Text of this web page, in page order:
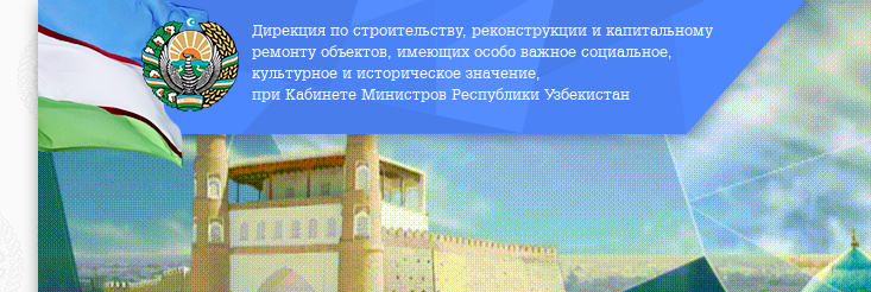
Дирекция по строительству, реконструкции и капитальному
ремонту объектов, имеющих особо важное социальное,
культурное и историческое значение,
при Кабинете Министров Республики Узбекистан